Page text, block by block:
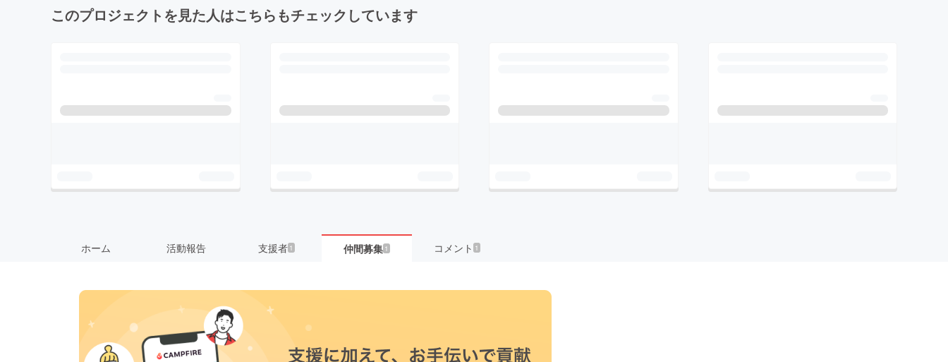
このプロジェクトを見た人はこちらもチェックしています
ホーム 活動報告 支援者 1 仲間募集 1 コメント 1